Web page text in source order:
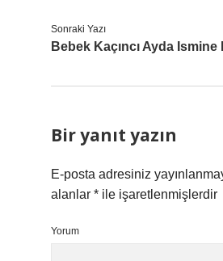
Sonraki Yazı
Bebek Kaçıncı Ayda Ismine
Bir yanıt yazın
E-posta adresiniz
alanlar * ile işaretlenmişlerdir
Yorum